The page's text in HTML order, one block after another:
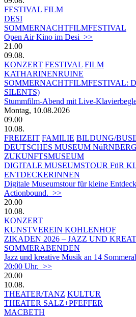
FESTIVAL FILM
DESI
SOMMERNACHTFILMFESTIVAL
Open Air Kino im Desi >>
21.00
09.08.
KONZERT FESTIVAL FILM
KATHARINENRUINE
SOMMERNACHTFILMFESTIVAL:
SILENTS)
Stummfilm-Abend mit Live-
Montag, 10.08.2026
09.00
10.08.
FREIZEIT FAMILIE BILDUNG/
DEUTSCHES MUSEUM
ZUKUNFTSMUSEUM
DIGITALE MUSEUMSTOUR FüR
ENTDECKERINNEN
Digitale Museumstour für kleine
Actionbound. >>
20.00
10.08.
KONZERT
KUNSTVEREIN KOHLENHOF
ZIKADEN 2026 – JAZZ UND
SOMMERABENDEN
Jazz und kreative Musik an 14
20:00 Uhr. >>
20.00
10.08.
THEATER/TANZ KULTUR
THEATER SALZ+PFEFFER
MACBETH